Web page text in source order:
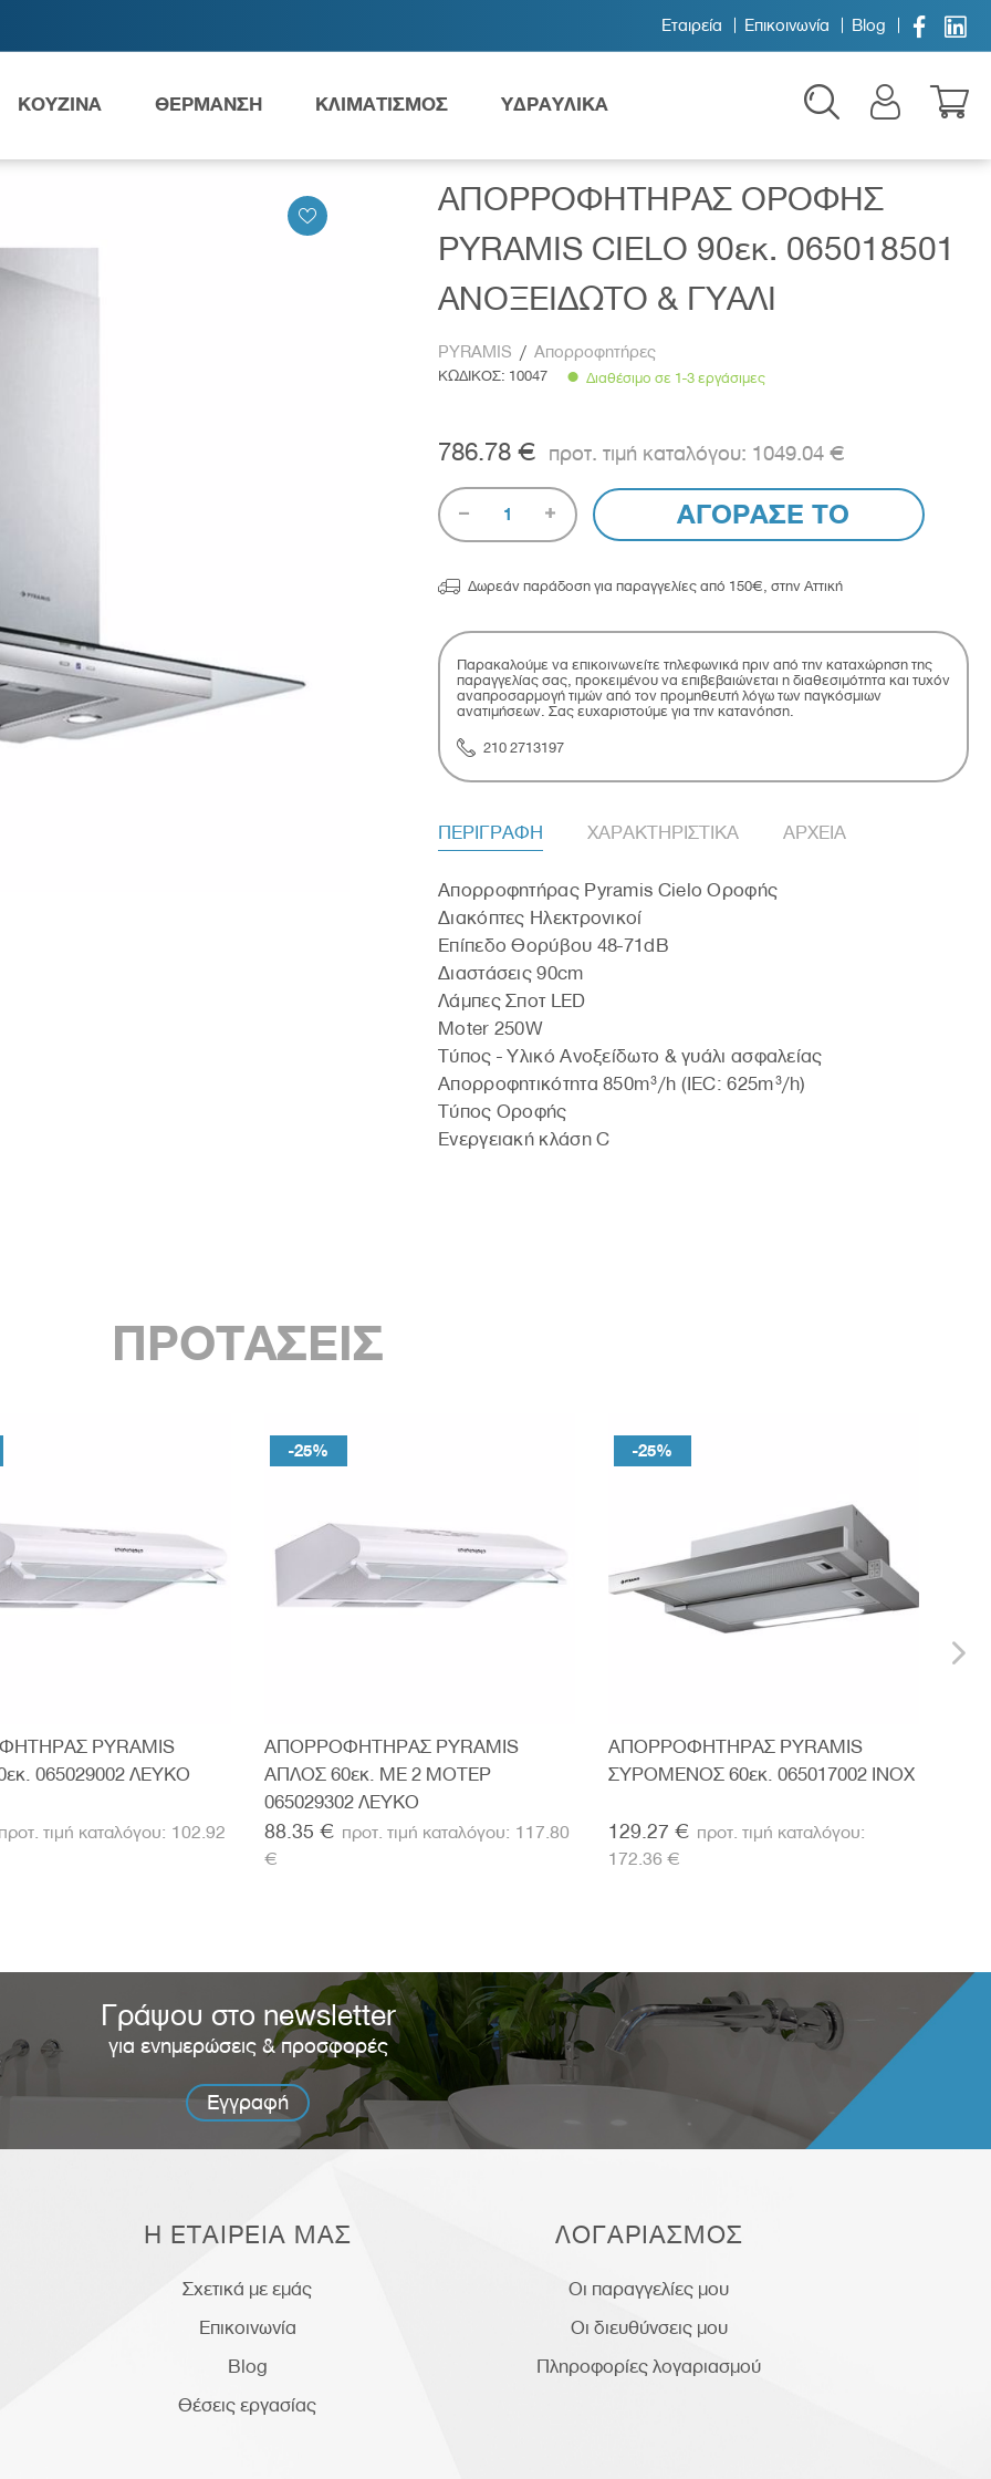
Εταιρεία Επικοινωνία Blog  
AMEA Παιδικά
ΚΟΥΖΙΝΑ ΘΕΡΜΑΝΣΗ ΚΛΙΜΑΤΙΣΜΟΣ ΥΔΡΑΥΛΙΚΑ
ΑΠΟΡΡΟΦΗΤΗΡΑΣ ΟΡΟΦΗΣ
PYRAMIS CIELO 90εκ. 065018501
ΑΝΟΞΕΙΔΩΤΟ & ΓΥΑΛΙ
PYRAMIS / Απορροφητήρες
ΚΩΔΙΚΟΣ: 10047 Διαθέσιμο σε 1-3 εργάσιμες
786.78 € 1049.04 €
1 ΑΓΟΡΑΣΕ ΤΟ
 Δωρεάν παράδοση για παραγγελίες από 150€, στην Αττική
Παρακαλούμε να επικοινωνείτε τηλεφωνικά πριν από την καταχώρηση της
παραγγελίας σας, προκειμένου να επιβεβαιώνεται η διαθεσιμότητα και τυχόν
αναπροσαρμογή τιμών από τον προμηθευτή λόγω των παγκόσμιων
ανατιμήσεων. Σας ευχαριστούμε για την κατανόηση.
210 2713197
ΠΕΡΙΓΡΑΦΗ ΧΑΡΑΚΤΗΡΙΣΤΙΚΑ ΑΡΧΕΙΑ
Απορροφητήρας Pyramis Cielo Οροφής
Διακόπτες Ηλεκτρονικοί
Επίπεδο Θορύβου 48-71dB
Διαστάσεις 90cm
Λάμπες Σποτ LED
Moter 250W
Τύπος - Υλικό Ανοξείδωτο & γυάλι ασφαλείας
Απορροφητικότητα 850m³/h (IEC: 625m³/h)
Τύπος Οροφής
Ενεργειακή κλάση C
ΠΡΟΤΑΣΕΙΣ
PYRAMIS
065029002 ΛΕΥΚΟ
102.92
-25%
ΑΠΟΡΡΟΦΗΤΗΡΑΣ PYRAMIS
ΑΠΛΟΣ 60εκ. ΜΕ 2 ΜΟΤΕΡ
065029302 ΛΕΥΚΟ
88.35 €
117.80
€
-25%
ΑΠΟΡΡΟΦΗΤΗΡΑΣ PYRAMIS
ΣΥΡΟΜΕΝΟΣ 60εκ. 065017002 INOX
129.27 €
172.36 €
Γράψου στο newsletter
για ενημερώσεις & προσφορές
Εγγραφή
Η ΕΤΑΙΡΕΙΑ ΜΑΣ
Σχετικά με εμάς
Επικοινωνία
Blog
Θέσεις εργασίας
ΛΟΓΑΡΙΑΣΜΟΣ
Οι παραγγελίες μου
Οι διευθύνσεις μου
Πληροφορίες λογαριασμού